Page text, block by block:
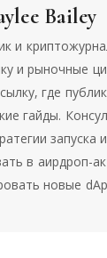
Bailey
и
и рыночные
где
гайды.
запуска
в аирдроп-
новые